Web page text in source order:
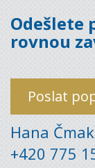
Odešlete
rovnou
Poslat
Hana
+420 775